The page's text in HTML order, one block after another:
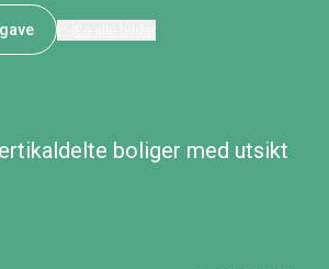
boliger med utsikt